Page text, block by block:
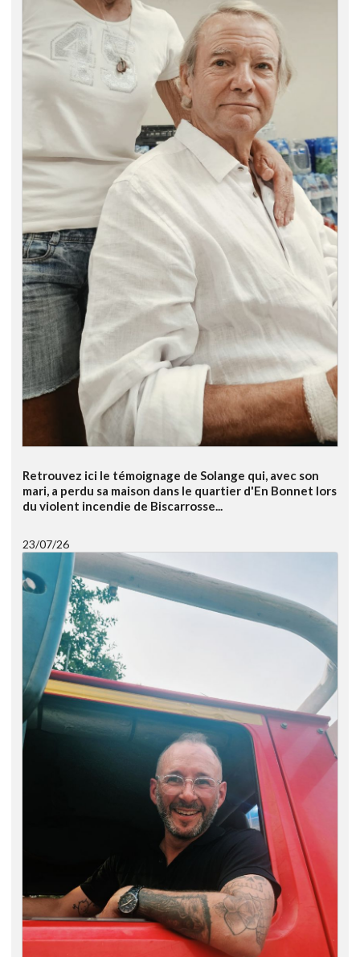
Retrouvez ici le témoignage de Solange qui, avec son
mari, a perdu sa maison dans le quartier d'En Bonnet lors
du violent incendie de Biscarrosse...
23/07/26